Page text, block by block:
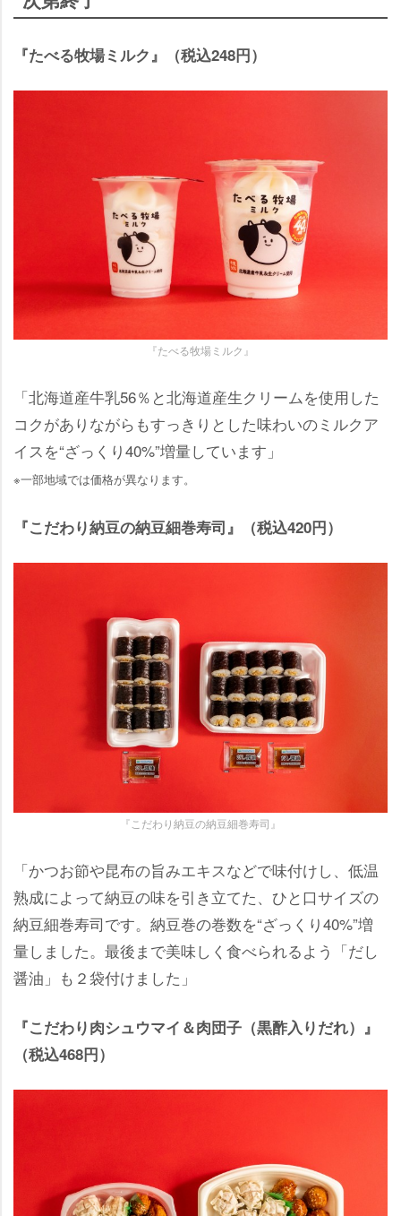
『たべる牧場ミルク』（税込248円）
『たべる牧場ミルク』
「北海道産牛乳56％と北海道産生クリームを使用した
コクがありながらもすっきりとした味わいのミルクア
イスを“ざっくり40%”増量しています」
※一部地域では価格が異なります。
『こだわり納豆の納豆細巻寿司』（税込420円）
『こだわり納豆の納豆細巻寿司』
「かつお節や昆布の旨みエキスなどで味付けし、低温
熟成によって納豆の味を引き立てた、ひと口サイズの
納豆細巻寿司です。納豆巻の巻数を“ざっくり40%”増
量しました。最後まで美味しく食べられるよう「だし
醤油」も２袋付けました」
『こだわり肉シュウマイ＆肉団子（黒酢入りだれ）』
（税込468円）